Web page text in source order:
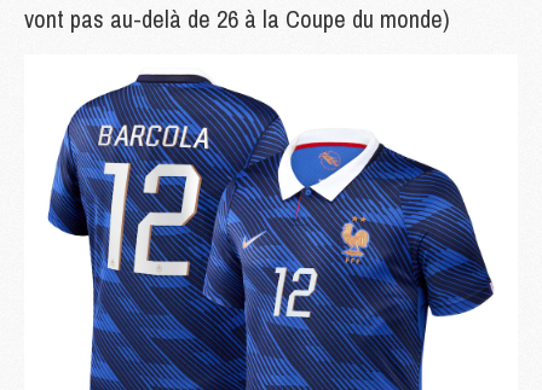
vont pas au-delà de 26 à la Coupe du monde)